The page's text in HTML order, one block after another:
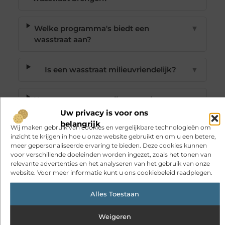
Uw privacy is voor ons
belangrijk
Wij maken gebruik van cookies en vergelijkbare technologieën om
inzicht te krijgen in hoe u onze website gebruikt en om u een betere,
meer gepersonaliseerde ervaring te bieden. Deze cookies kunnen
voor verschillende doeleinden worden ingezet, zoals het tonen van
relevante advertenties en het analyseren van het gebruik van onze
website. Voor meer informatie kunt u ons cookiebeleid raadplegen.
Alles Toestaan
Weigeren
Welke programma's biedt een
wasstraat aan?
▼
Is een wasstraat milieuvriendelijk? ▼
Kan een wasstraat mijn voertuig
beschadigen?
▼
Goed artikel? Deel hem dan op:
X
(Twitter)
FacebookPinterest LinkedIn Email